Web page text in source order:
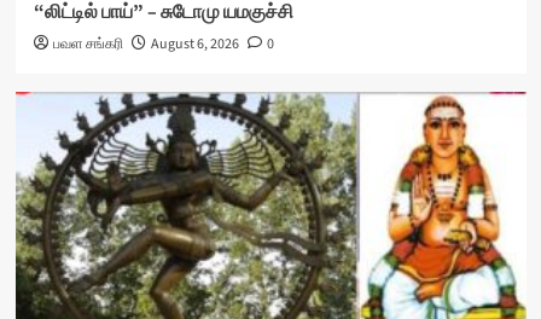
“லிட்டில் பாய்” – சுடோமு யமகுச்சி
பவள சங்கரி August 6, 2026 0